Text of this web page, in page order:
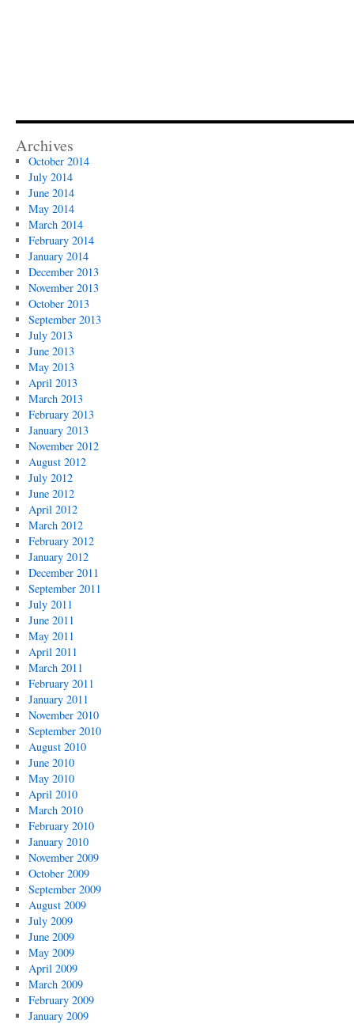
Archives
October 2014
July 2014
June 2014
May 2014
March 2014
February 2014
January 2014
December 2013
November 2013
October 2013
September 2013
July 2013
June 2013
May 2013
April 2013
March 2013
February 2013
January 2013
November 2012
August 2012
July 2012
June 2012
April 2012
March 2012
February 2012
January 2012
December 2011
September 2011
July 2011
June 2011
May 2011
April 2011
March 2011
February 2011
January 2011
November 2010
September 2010
August 2010
June 2010
May 2010
April 2010
March 2010
February 2010
January 2010
November 2009
October 2009
September 2009
August 2009
July 2009
June 2009
May 2009
April 2009
March 2009
February 2009
January 2009